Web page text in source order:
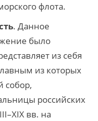
флота.
. Данное
было
из себя
из которых
собор,
российских
вв. на